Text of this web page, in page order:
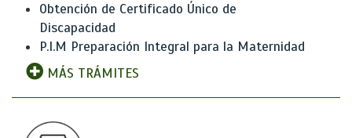
Obtención de Certificado Único de
Discapacidad
P.I.M Preparación Integral para la Maternidad
MÁS TRÁMITES